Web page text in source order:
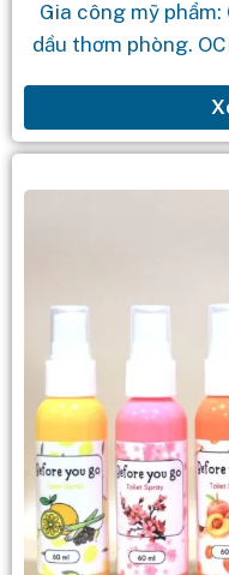
Gia công mỹ
dầu thơm phòng.